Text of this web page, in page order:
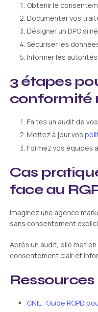
Obtenir le
Documenter vos
Désigner un DPO si
Sécuriser les
Informer les
3 étapes
conformité
Faites un audit de
Mettez à jour vos
Formez vos équipes
Cas
face au
Imaginez une agence
sans consentement
Après un audit, elle met
consentement clair et
CNIL : Guide RGPD